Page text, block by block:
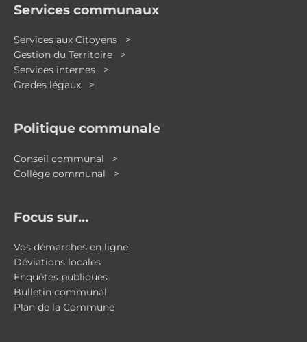
Services communaux
Services aux Citoyens >
Gestion du Territoire >
Services internes >
Grades légaux >
Politique communale
Conseil communal >
Collège communal >
Focus sur…
Vos démarches en ligne
Déviations locales
Enquêtes publiques
Bulletin communal
Plan de la Commune